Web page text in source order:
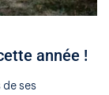
année !
ses